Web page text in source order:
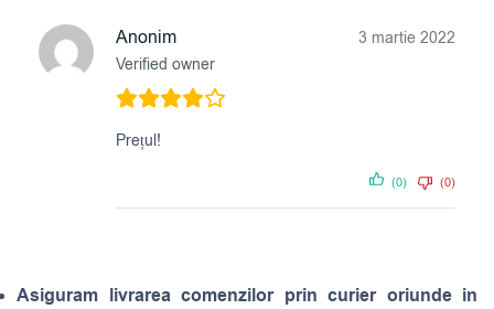
Anonim
Verified owner
3 martie 2022
Prețul!
(0) (0)
Asiguram livrarea comenzilor prin curier oriunde in